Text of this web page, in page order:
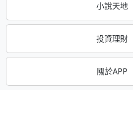
小說天地
投資理財
關於APP